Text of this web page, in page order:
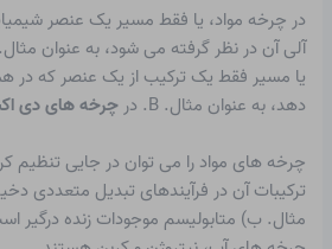
در چرخه مواد، یا فقط مسیر یک عنصر
آلی آن در نظر گرفته می شود، به عنوان
یا مسیر فقط یک ترکیب از یک عنصر که در
دهد، به عنوان مثال. B. در
چرخه های دی
چرخه های مواد را می توان در جایی تنظیم
ترکیبات آن در فرآیندهای تبدیل متعددی
مثال. ب) متابولیسم موجودات زنده